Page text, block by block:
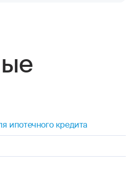
ипотечного кредита